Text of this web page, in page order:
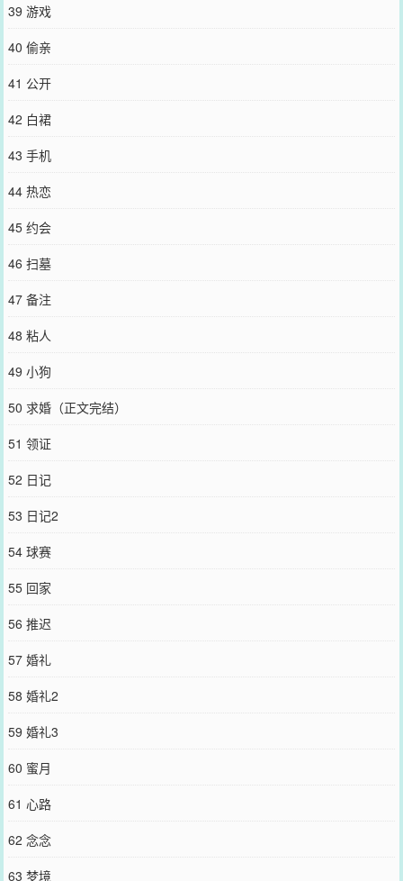
39 游戏
40 偷亲
41 公开
42 白裙
43 手机
44 热恋
45 约会
46 扫墓
47 备注
48 粘人
49 小狗
50 求婚（正文完结）
51 领证
52 日记
53 日记2
54 球赛
55 回家
56 推迟
57 婚礼
58 婚礼2
59 婚礼3
60 蜜月
61 心路
62 念念
63 梦境